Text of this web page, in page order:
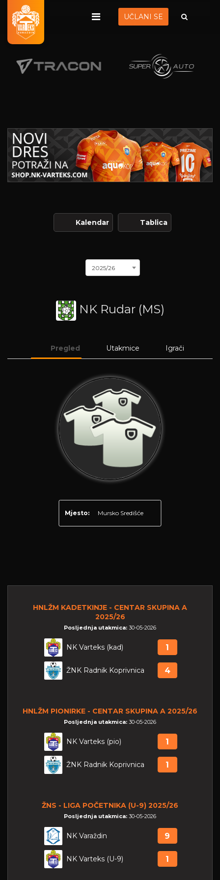
UČLANI SE
Kalendar Tablica
2025/26
NK Rudar (MS)
Pregled Utakmice Igrači
Mjesto: Mursko Središće
HNLŽM KADETKINJE - CENTAR SKUPINA A
2025/26
Posljednja utakmica: 30-05-2026
NK Varteks (kad) 1
ŽNK Radnik Koprivnica 4
HNLŽM PIONIRKE - CENTAR SKUPINA A 2025/26
Posljednja utakmica: 30-05-2026
NK Varteks (pio) 1
ŽNK Radnik Koprivnica 1
ŽNS - LIGA POČETNIKA (U-9) 2025/26
Posljednja utakmica: 30-05-2026
NK Varaždin 9
NK Varteks (U-9) 1